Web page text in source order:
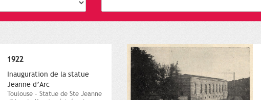
1922
Inauguration de la statue
Jeanne d’Arc
Toulouse - Statue de Ste Jeanne